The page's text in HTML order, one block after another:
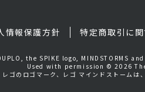
情報保護方針 特定商取引に
the SPIKE logo, MINDSTORMS
Used with permission © 2026
レゴのロゴマーク、レゴ マインドストームは